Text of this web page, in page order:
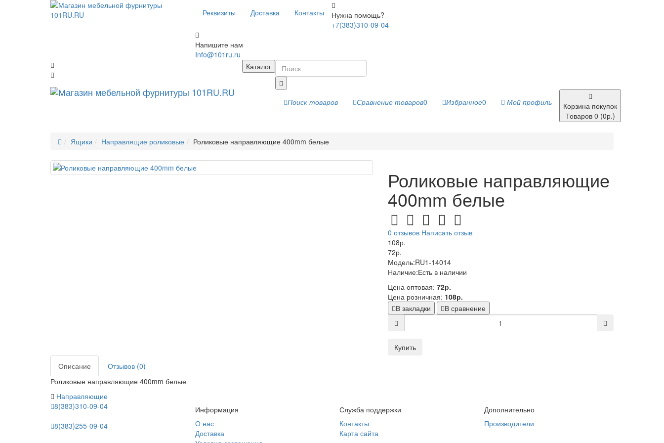
Реквизиты Доставка Контакты
Нужна помощь?
+7(383)310-09-04
Напишите нам
Info@101ru.ru
Каталог
Поиск товаров Сравнение товаров0 Избранное0 Мой профиль
Корзина покупок
Товаров 0 (0р.)
Ящики Направлящие роликовые Роликовые направляющие 400mm белые
Роликовые направляющие
400mm белые
0 отзывов Написать отзыв
108р.
72р.
Модель:RU1-14014
Наличие:Есть в наличии
Цена оптовая: 72р.
Цена розничная: 108р.
В закладки
В сравнение
Купить
Описание
Отзывов (0)
Роликовые направляющие 400mm белые
Направляющие
8(383)310-09-04
8(383)255-09-04
Информация
О нас
Доставка
Служба поддержки
Контакты
Карта сайта
Дополнительно
Производители